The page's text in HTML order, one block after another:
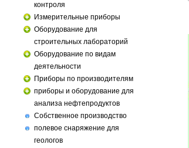
контроля
Измерительные приборы
Оборудование для
строительных лабораторий
Оборудование по видам
деятельности
Приборы по производителям
приборы и оборудование для
анализа нефтепродуктов
Собственное производство
полевое снаряжение для
геологов